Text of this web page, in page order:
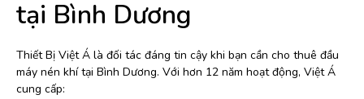
tại Bình Dương
Thiết Bị Việt Á là đối tác đáng tin cậy khi bạn cần cho thuê đầu
máy nén khí tại Bình Dương. Với hơn 12 năm hoạt động, Việt Á
cung cấp: